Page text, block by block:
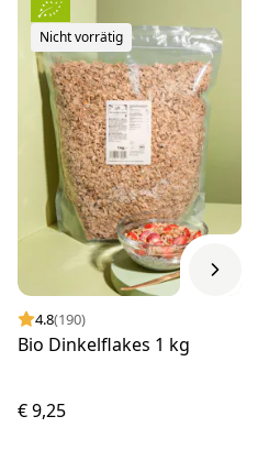
Nicht vorrätig
4.8(190)
Bio Dinkelflakes 1 kg
€ 9,25